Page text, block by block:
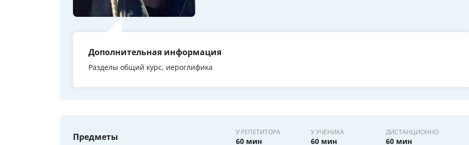
Дополнительная информация
Разделы общий курс, иероглифика
Предметы У РЕПЕТИТОРА
60 мин
У УЧЕНИКА
60 мин
ДИСТАНЦИОННО
60 мин